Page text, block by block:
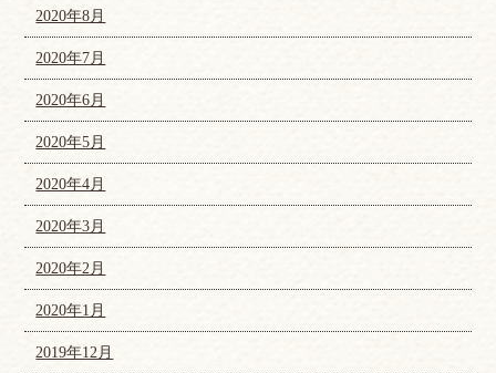
2020年8月
2020年7月
2020年6月
2020年5月
2020年4月
2020年3月
2020年2月
2020年1月
2019年12月